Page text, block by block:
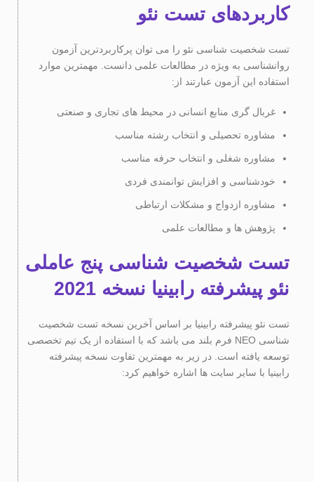
کاربردهای تست نئو
تست شخصیت شناسی نئو را می توان پرکاربردترین آزمون
روانشناسی به ویژه در مطالعات علمی دانست. مهمترین موارد
استفاده این آزمون عبارتند از:
غربال گری منابع انسانی در محیط های تجاری و صنعتی
مشاوره تحصیلی و انتخاب رشته مناسب
مشاوره شغلی و انتخاب حرفه مناسب
خودشناسی و افزایش توانمندی فردی
مشاوره ازدواج و مشکلات ارتباطی
پژوهش ها و مطالعات علمی
تست شخصیت شناسی پنج عاملی
نئو پیشرفته رابینیا نسخه 2021
تست نئو پیشرفته رابینیا بر اساس آخرین نسخه تست شخصیت
شناسی NEO فرم بلند می باشد که با استفاده از یک تیم تخصصی
توسعه یافته است. در زیر به مهمترین تفاوت نسخه پیشرفته
رابینیا با سایر سایت ها اشاره خواهیم کرد: